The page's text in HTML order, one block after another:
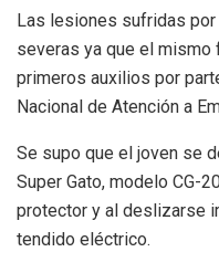
Las lesiones sufridas
severas ya que el
primeros auxilios por
Nacional de Atención a
Se supo que el joven se
Super Gato, modelo CG-
protector y al deslizarse
tendido eléctrico.